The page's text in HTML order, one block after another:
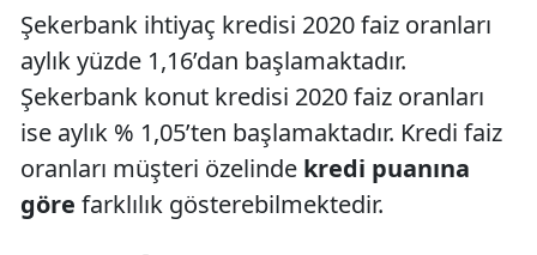
Şekerbank ihtiyaç kredisi 2020 faiz oranları
aylık yüzde 1,16’dan başlamaktadır.
Şekerbank konut kredisi 2020 faiz oranları
ise aylık % 1,05’ten başlamaktadır. Kredi faiz
oranları müşteri özelinde kredi puanına
göre farklılık gösterebilmektedir.